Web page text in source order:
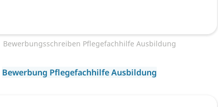
Bewerbungsschreiben Pflegefachhilfe Ausbildung
Bewerbung Pflegefachhilfe Ausbildung